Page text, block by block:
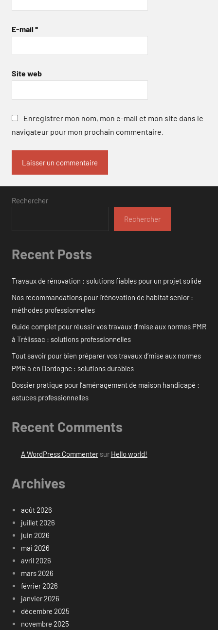
E-mail *
Site web
Enregistrer mon nom, mon e-mail et mon site dans le
navigateur pour mon prochain commentaire.
Rechercher
Rechercher
Recent Posts
Travaux de rénovation : solutions fiables pour un projet solide
Nos recommandations pour l’rénovation de habitat senior :
méthodes professionnelles
Guide complet pour réussir vos travaux d’mise aux normes PMR
à Trélissac : solutions professionnelles
Tout savoir pour bien préparer vos travaux d’mise aux normes
PMR à en Dordogne : solutions durables
Dossier pratique pour l’aménagement de maison handicapé :
astuces professionnelles
Recent Comments
A WordPress Commentersur Hello world!
Archives
août 2026
juillet 2026
juin 2026
mai 2026
avril 2026
mars 2026
février 2026
janvier 2026
décembre 2025
novembre 2025